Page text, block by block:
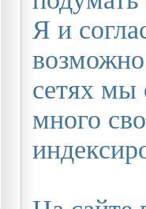
Я и
сетях мы
много